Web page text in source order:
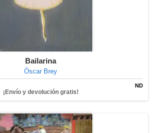
Bailarina
Óscar Brey
ND
¡Envío y devolución gratis!